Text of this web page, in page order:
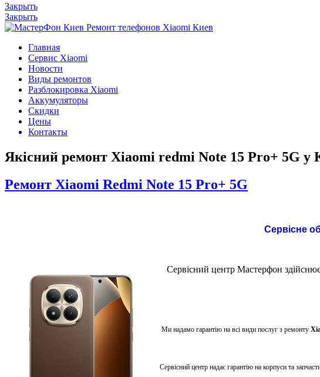
Закрыть
Закрыть
Главная
Сервис Xiaomi
Новости
Виды ремонтов
Разблокировка Xiaomi
Аккумуляторы
Скидки
Цены
Контакты
Якісний ремонт Xiaomi redmi Note 15 Pro+ 5G у
Ремонт Xiaomi Redmi Note 15 Pro+ 5G
Сервісне
Сервісний центр Мастерфон
Ми надамо гарантію на всі види послуг з ремонту
Сервісний центр надає гарантію на корпуси та